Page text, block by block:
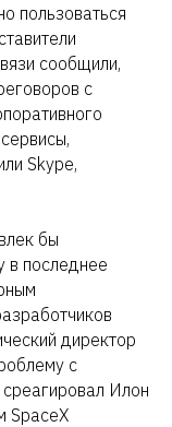
пользоваться
сообщили,
с
Skype,
бы
в последнее
директор
с
среагировал Илон
SpaceX